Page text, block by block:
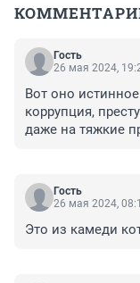
Гость
26 мая 2024,
Вот оно
коррупция,
даже на тяжкие
от МВД до
кристально
преступлений,
Гость
26 мая 2024,
Это из камеди